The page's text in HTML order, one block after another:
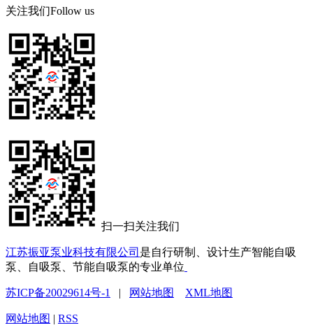
关注我们Follow us
扫一扫关注我们
江苏振亚泵业科技有限公司 是自行研制、设计生产智能自吸
泵、自吸泵、节能自吸泵的专业单位
苏ICP备20029614号-1 | 网站地图 XML地图
网站地图 | RSS